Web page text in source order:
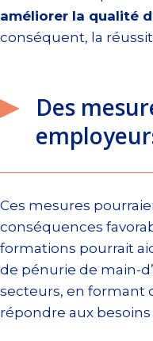
améliorer la qualité
conséquent, la
Des
Ces mesures
conséquences
formations pourrait
de pénurie de main-
secteurs, en formant
répondre aux